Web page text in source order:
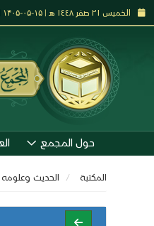
الخميس ٢١ صفر ١٤٤٨ هـ | ۱۵-۰۵-۱۴۰۵ | 06-08-2026
حول المجمع
المكتبة الحديث وعلومه